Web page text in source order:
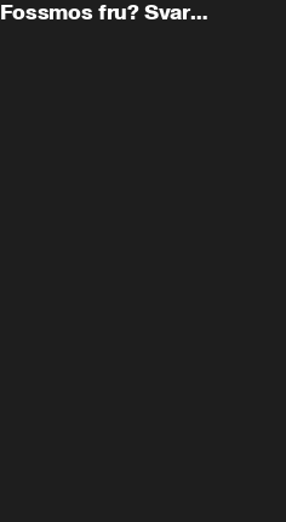
Fossmos fru? Svar